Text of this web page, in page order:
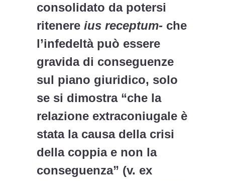
consolidato da potersi
ritenereius receptum- che
l’infedeltà può essere
gravida di conseguenze
sul piano giuridico, solo
se si dimostra “che la
relazione extraconiugale è
stata la causa della crisi
della coppia e non la
conseguenza” (v. ex